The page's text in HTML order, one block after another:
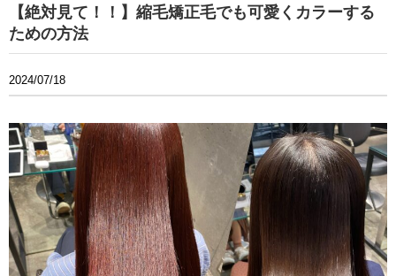
【絶対見て！！】縮毛矯正毛でも可愛くカラーする
ための方法
2024/07/18